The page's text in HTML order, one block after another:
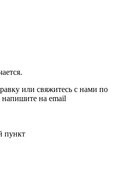
или свяжитесь с нами по
на email
пункт